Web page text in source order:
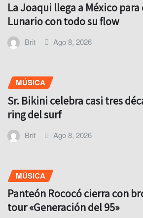
La Joaqui llega a México
Lunario con todo su flow
Brit Ago 8, 2026
MÚSICA
Sr. Bikini celebra casi tres
ring del surf
Brit Ago 8, 2026
MÚSICA
Panteón Rococó cierra con
tour «Generación del 95»